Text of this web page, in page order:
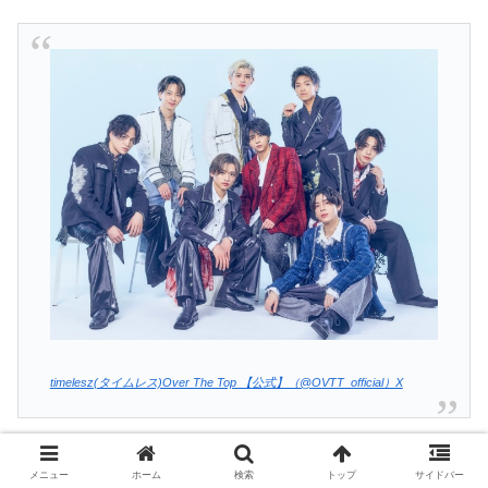
timelesz(タイムレス)Over The Top 【公式】（@OVTT_official）X
SexyZoneとして活動していた際は、佐藤勝利さんがセン
メニュー ホーム 検索 トップ サイドバー